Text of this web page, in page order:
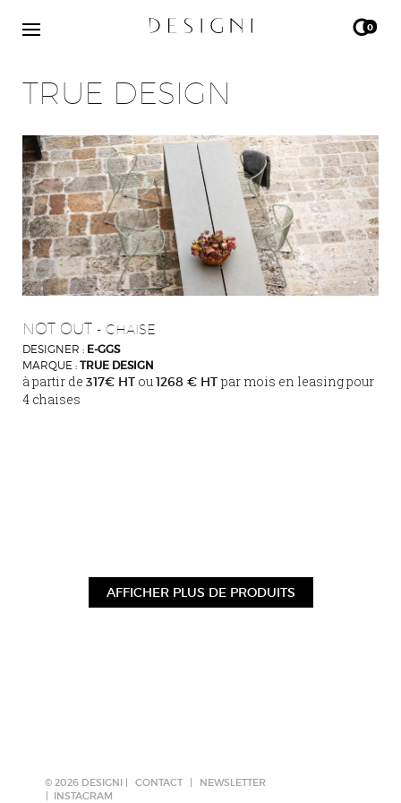
0
TRUE DESIGN
NOT OUT - CHAISE
DESIGNER : E-GGS
MARQUE : TRUE DESIGN
à partir de 317€ HT ou 1268 € HT par mois en leasing pour
4 chaises
AFFICHER PLUS DE PRODUITS
© 2026 DESIGNI | CONTACT
NEWSLETTER
INSTAGRAM